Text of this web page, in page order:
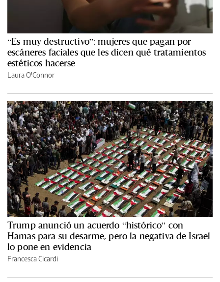
“Es muy destructivo”: mujeres que pagan por
escáneres faciales que les dicen qué tratamientos
estéticos hacerse
Laura O'Connor
Trump anunció un acuerdo “histórico” con
Hamas para su desarme, pero la negativa de Israel
lo pone en evidencia
Francesca Cicardi